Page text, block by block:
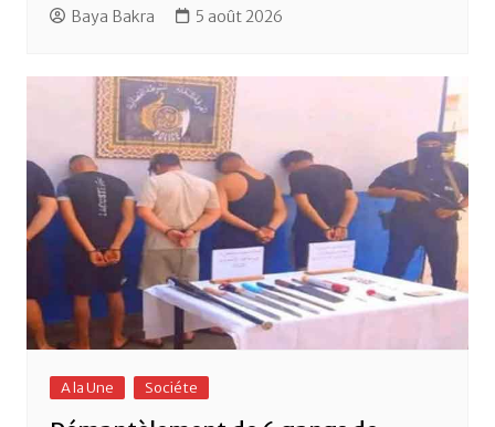
Baya Bakra 5 août 2026
A la Une Sociéte